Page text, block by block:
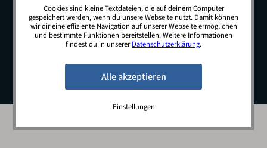
© 2026 JobSwop.io · All rights reserved.
Blog Jobs Newsletter
Kontakt
Preise
Impressum Datenschutz
Cookies sind kleine Textdateien, die auf deinem Computer
gespeichert werden, wenn du unsere Webseite nutzt. Damit können
wir dir eine effiziente Navigation auf unserer Webseite ermöglichen
und bestimmte Funktionen bereitstellen. Weitere Informationen
findest du in unsererDatenschutzerklärung.
Einstellungen